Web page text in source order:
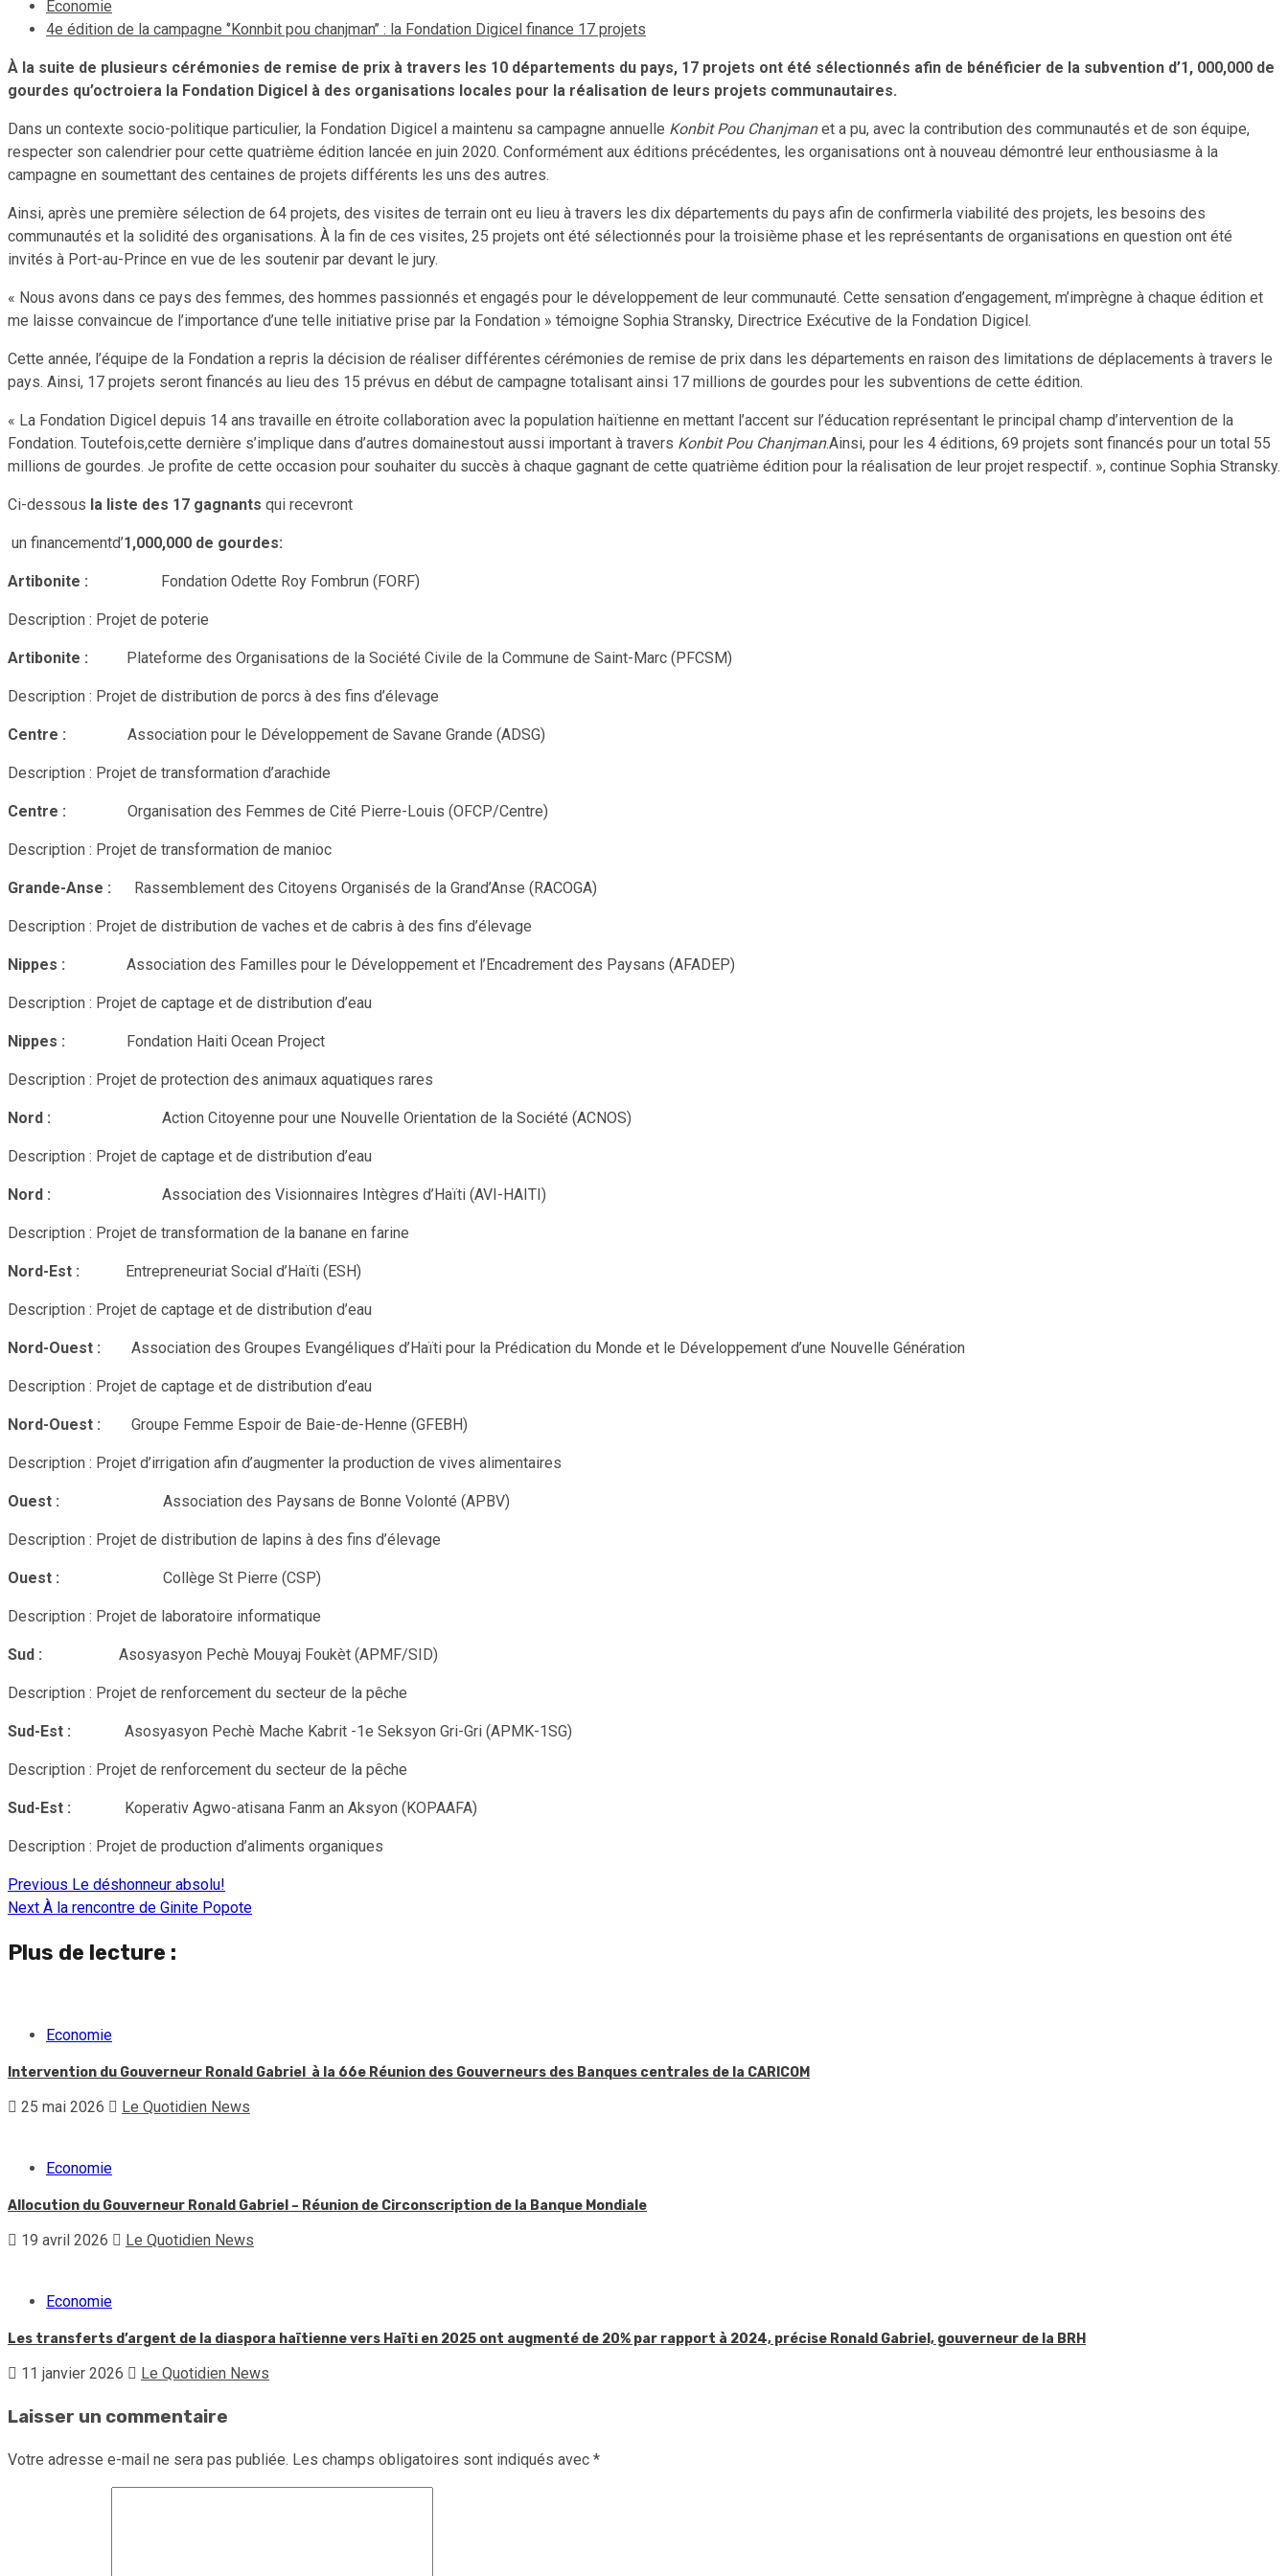
Economie
4e édition de la campagne ‘’Konnbit pou chanjman’’ : la Fondation Digicel finance 17 projets
À la suite de plusieurs cérémonies de remise de prix à travers les 10 départements du pays, 17 projets ont été sélectionnés afin de bénéficier de la subvention d’1, 000,000 de
gourdes qu’octroiera la Fondation Digicel à des organisations locales pour la réalisation de leurs projets communautaires.
Dans un contexte socio-politique particulier, la Fondation Digicel a maintenu sa campagne annuelle Konbit Pou Chanjmanet a pu, avec la contribution des communautés et de son équipe,
respecter son calendrier pour cette quatrième édition lancée en juin 2020. Conformément aux éditions précédentes, les organisations ont à nouveau démontré leur enthousiasme à la
campagne en soumettant des centaines de projets différents les uns des autres.
Ainsi, après une première sélection de 64 projets, des visites de terrain ont eu lieu à travers les dix départements du pays afin de confirmerla viabilité des projets, les besoins des
communautés et la solidité des organisations. À la fin de ces visites, 25 projets ont été sélectionnés pour la troisième phase et les représentants de organisations en question ont été
invités à Port-au-Prince en vue de les soutenir par devant le jury.
« Nous avons dans ce pays des femmes, des hommes passionnés et engagés pour le développement de leur communauté. Cette sensation d’engagement, m’imprègne à chaque édition et
me laisse convaincue de l’importance d’une telle initiative prise par la Fondation » témoigne Sophia Stransky, Directrice Exécutive de la Fondation Digicel.
Cette année, l’équipe de la Fondation a repris la décision de réaliser différentes cérémonies de remise de prix dans les départements en raison des limitations de déplacements à travers le
pays. Ainsi, 17 projets seront financés au lieu des 15 prévus en début de campagne totalisant ainsi 17 millions de gourdes pour les subventions de cette édition.
« La Fondation Digicel depuis 14 ans travaille en étroite collaboration avec la population haïtienne en mettant l’accent sur l’éducation représentant le principal champ d’intervention de la
Fondation. Toutefois,cette dernière s’implique dans d’autres domainestout aussi important à travers Konbit Pou Chanjman.Ainsi, pour les 4 éditions, 69 projets sont financés pour un total 55
millions de gourdes. Je profite de cette occasion pour souhaiter du succès à chaque gagnant de cette quatrième édition pour la réalisation de leur projet respectif. », continue Sophia Stransky.
Ci-dessous la liste des 17 gagnants qui recevront
un financementd’1,000,000 de gourdes:
Artibonite : Fondation Odette Roy Fombrun (FORF)
Description : Projet de poterie
Artibonite : Plateforme des Organisations de la Société Civile de la Commune de Saint-Marc (PFCSM)
Description : Projet de distribution de porcs à des fins d’élevage
Centre : Association pour le Développement de Savane Grande (ADSG)
Description : Projet de transformation d’arachide
Centre : Organisation des Femmes de Cité Pierre-Louis (OFCP/Centre)
Description : Projet de transformation de manioc
Grande-Anse : Rassemblement des Citoyens Organisés de la Grand’Anse (RACOGA)
Description : Projet de distribution de vaches et de cabris à des fins d’élevage
Nippes : Association des Familles pour le Développement et l’Encadrement des Paysans (AFADEP)
Description : Projet de captage et de distribution d’eau
Nippes : Fondation Haiti Ocean Project
Description : Projet de protection des animaux aquatiques rares
Nord : Action Citoyenne pour une Nouvelle Orientation de la Société (ACNOS)
Description : Projet de captage et de distribution d’eau
Nord : Association des Visionnaires Intègres d’Haïti (AVI-HAITI)
Description : Projet de transformation de la banane en farine
Nord-Est : Entrepreneuriat Social d’Haïti (ESH)
Description : Projet de captage et de distribution d’eau
Nord-Ouest : Association des Groupes Evangéliques d’Haïti pour la Prédication du Monde et le Développement d’une Nouvelle Génération
Description : Projet de captage et de distribution d’eau
Nord-Ouest : Groupe Femme Espoir de Baie-de-Henne (GFEBH)
Description : Projet d’irrigation afin d’augmenter la production de vives alimentaires
Ouest : Association des Paysans de Bonne Volonté (APBV)
Description : Projet de distribution de lapins à des fins d’élevage
Ouest : Collège St Pierre (CSP)
Description : Projet de laboratoire informatique
Sud : Asosyasyon Pechè Mouyaj Foukèt (APMF/SID)
Description : Projet de renforcement du secteur de la pêche
Sud-Est : Asosyasyon Pechè Mache Kabrit -1e Seksyon Gri-Gri (APMK-1SG)
Description : Projet de renforcement du secteur de la pêche
Sud-Est : Koperativ Agwo-atisana Fanm an Aksyon (KOPAAFA)
Description : Projet de production d’aliments organiques
Continue
Previous Le déshonneur absolu!
Next À la rencontre de Ginite Popote
Plus de lecture :
Economie
Intervention du Gouverneur Ronald Gabriel à la 66e Réunion des Gouverneurs des Banques centrales de la CARICOM
25 mai 2026 Le Quotidien News
Economie
Allocution du Gouverneur Ronald Gabriel – Réunion de Circonscription de la Banque Mondiale
19 avril 2026 Le Quotidien News
Economie
Les transferts d’argent de la diaspora haïtienne vers Haïti en 2025 ont augmenté de 20% par rapport à 2024, précise Ronald Gabriel, gouverneur de la BRH
11 janvier 2026 Le Quotidien News
Laisser un commentaire
Votre adresse e-mail ne sera pas publiée. Les champs obligatoires sont indiqués avec *